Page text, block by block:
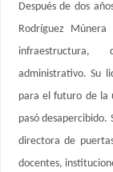
Después de dos
Rodríguez
infraestructura,
administrativo. Su
para el futuro de la
pasó
directora de
docentes,